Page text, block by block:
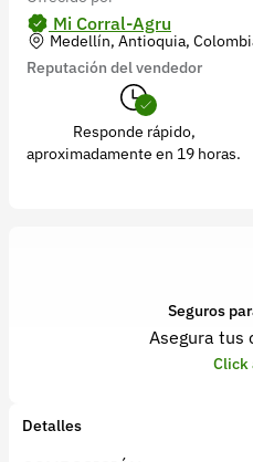
Mi Corral-Agru
Medellín, Antioquia,
Reputación del vendedor
Responde rápido,
aproximadamente en 19 horas.
Seguros
Asegura tus
Click
Detalles
© 2026 Croper.com Todos los
Versión 5.44.0